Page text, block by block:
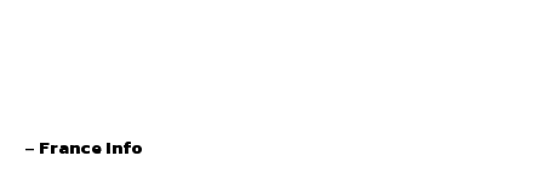
– France Info